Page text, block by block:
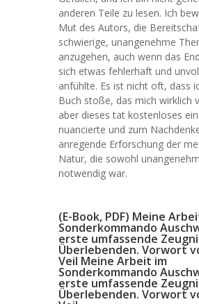
anderen Teile zu lesen. Ich
Mut des Autors, die
schwierige, unangenehme
anzugehen, auch wenn das
sich etwas fehlerhaft und
anfühlte. Es ist nicht oft, dass
Buch stoße, das mich wirklich
aber dieses tat kostenloses
nuancierte und zum
anregende Erforschung der
Natur, die sowohl
notwendig war.
(E-Book, PDF) Meine
Sonderkommando
erste umfassende
Überlebenden. Vorwort
Veil Meine Arbeit im
Sonderkommando
erste umfassende
Überlebenden. Vorwort